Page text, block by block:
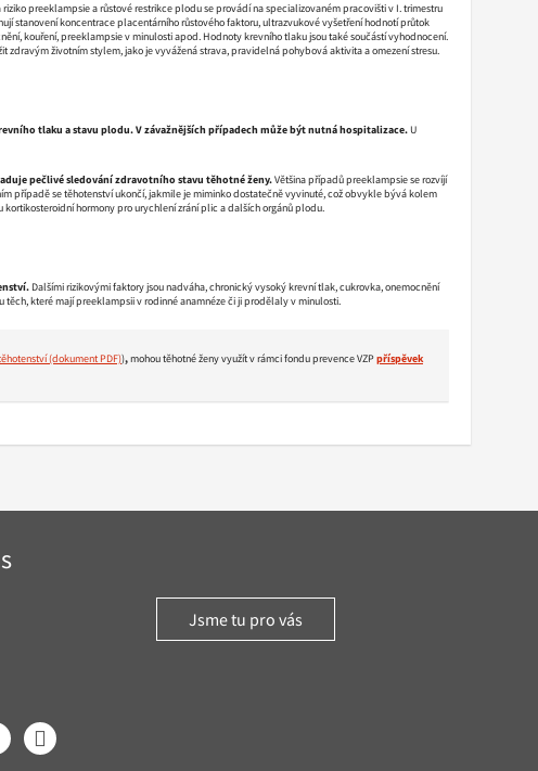
riziko preeklampsie a růstové restrikce plodu se provádí na specializovaném pracovišti v I. trimestru
stanovení koncentrace placentárního růstového faktoru, ultrazvukové vyšetření hodnotí průtok
kouření, preeklampsie v minulosti apod. Hodnoty krevního tlaku jsou také součástí vyhodnocení.
zdravým životním stylem, jako je vyvážená strava, pravidelná pohybová aktivita a omezení stresu.
tlaku a stavu plodu. V závažnějších případech může být nutná hospitalizace.U
pečlivé sledování zdravotního stavu těhotné ženy.Většina případů preeklampsie se rozvíjí
případě se těhotenství ukončí, jakmile je miminko dostatečně vyvinuté, což obvykle bývá kolem
kortikosteroidní hormony pro urychlení zrání plic a dalších orgánů plodu.
Dalšími rizikovými faktory jsou nadváha, chronický vysoký krevní tlak, cukrovka, onemocnění
těch, které mají preeklampsii v rodinné anamnéze či ji prodělaly v minulosti.
),mohou těhotné ženy využít v rámci fondu prevence VZPpříspěvek
Jsme tu pro vás
InstagramTwitter